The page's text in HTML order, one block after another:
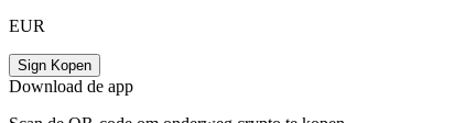
EUR
Sign Kopen
Download de app